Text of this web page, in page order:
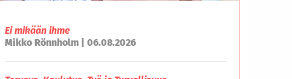
Ei mikään ihme
Mikko Rönnholm | 06.08.2026